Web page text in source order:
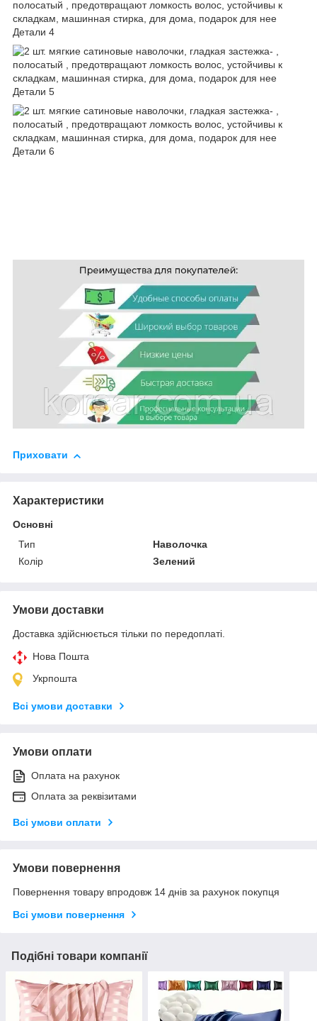
Приховати
Характеристики
Основні
Тип
Наволочка
Колір
Зелений
Умови доставки
Доставка здійснюється тільки по передоплаті.
Нова Пошта
Укрпошта
Всі умови доставки
Умови оплати
Оплата на рахунок
Оплата за реквізитами
Всі умови оплати
Умови повернення
Повернення товару впродовж 14 днів за рахунок покупця
Всі умови повернення
Подібні товари компанії